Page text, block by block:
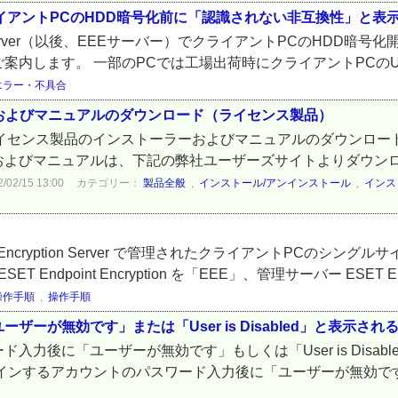
ントPCのHDD暗号化前に「認識されない非互換性」と表
（以後、EEEサーバー）でクライアントPCのHDD暗号化
内します。 一部のPCでは工場出荷時にクライアントPCの
ラー・不具合
マニュアルのダウンロード（ライセンス製品）
ンス製品のインストーラーおよびマニュアルのダウンロ
びマニュアルは、下記の弊社ユーザーズサイトよりダウン
02/15 13:00 カテゴリー： 製品全般 , インストール/アンインストール , イン
Server で管理されたクライアントPCのシングル
Endpoint Encryption を「EEE」、管理サーバー ESET
作手順 , 操作手順
ザーが無効です」または「User is Disabled」と表示される
入力後に「ユーザーが無効です」もしくは「User is
するアカウントのパスワード入力後に「ユーザーが無効